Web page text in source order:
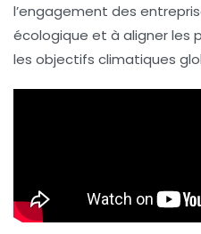
l’engagement des
écologique et à aligner les
les objectifs climatiques